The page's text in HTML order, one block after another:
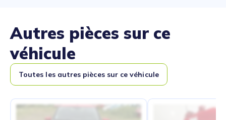
Autres pièces sur ce
véhicule
Toutes les autres pièces sur ce véhicule